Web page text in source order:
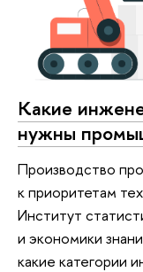
Какие
нужны
Производство
к приоритетам
Институт
и экономики
какие категории